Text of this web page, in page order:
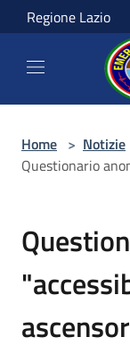
Salta al contenuto
Regione Lazio
Home > Notizie
Questionario